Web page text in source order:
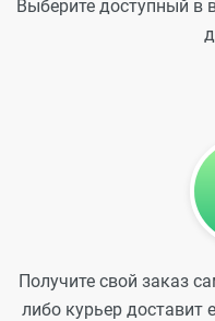
Выберите доступный в
Получите свой заказ
либо курьер доставит